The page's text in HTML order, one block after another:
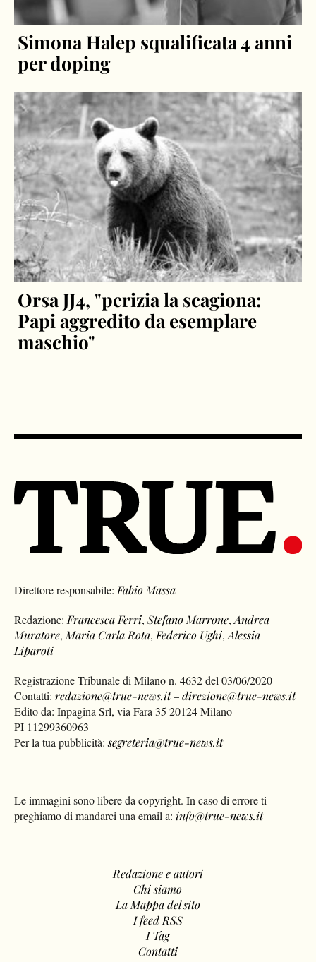
Simona Halep squalificata 4 anni
per doping
Orsa JJ4, "perizia la scagiona:
Papi aggredito da esemplare
maschio"
Direttore responsabile: Fabio Massa
Redazione: Francesca Ferri,Stefano Marrone,Andrea
Muratore, Maria Carla Rota, Federico Ughi,Alessia
Liparoti
Registrazione Tribunale di Milano n. 4632 del 03/06/2020
Contatti:redazione@true-news.it–direzione@true-news.it
Edito da: Inpagina Srl, via Fara 35 20124 Milano
PI 11299360963
Per la tua pubblicità:segreteria@true-news.it
Le immagini sono libere da copyright. In caso di errore ti
preghiamo di mandarci una email a: info@true-news.it
Redazione e autori
Chi siamo
La Mappa del sito
I feed RSS
I Tag
Contatti